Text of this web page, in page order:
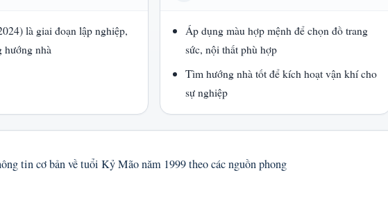
là giai đoạn lập nghiệp,
hướng nhà
Áp dụng màu hợp mệnh để chọn đồ trang
sức, nội thất phù hợp
Tìm hướng nhà tốt để kích hoạt vận khí cho
sự nghiệp
tin cơ bản về tuổi Kỷ Mão năm 1999 theo các nguồn phong